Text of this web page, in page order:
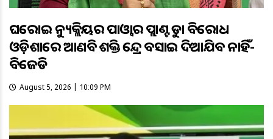
ଘରୋଇ ନ୍ୟୁକ୍ଲିୟର ପାଓ୍ବାର ପ୍ଲାଣ୍ଟକୁ କଡ଼ା ବିରୋଧ
ଓଡ଼ିଶାରେ ଆଣବିକ ଶକ୍ତି କେନ୍ଦ୍ର ବସାଇ ଦିଆଯିବ ନାହିଁ-
ବିଜେଡି
August 5, 2026 | 10:09 PM